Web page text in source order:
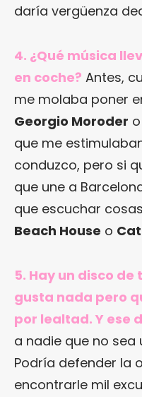
daría vergüenza
4. ¿Qué música
en coche? Antes,
me molaba poner
Georgio Moroder o
que me
conduzco, pero si
que une a
que escuchar
Beach House o
5. Hay un disco
gusta nada pero
por lealtad. Y ese
a nadie que no
Podría defender la
encontrarle mil